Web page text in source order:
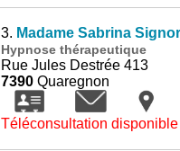
3. Madame Sabrina
Hypnose thérapeutique
Rue Jules Destrée 413
7390Quaregnon
Téléconsultation disponible